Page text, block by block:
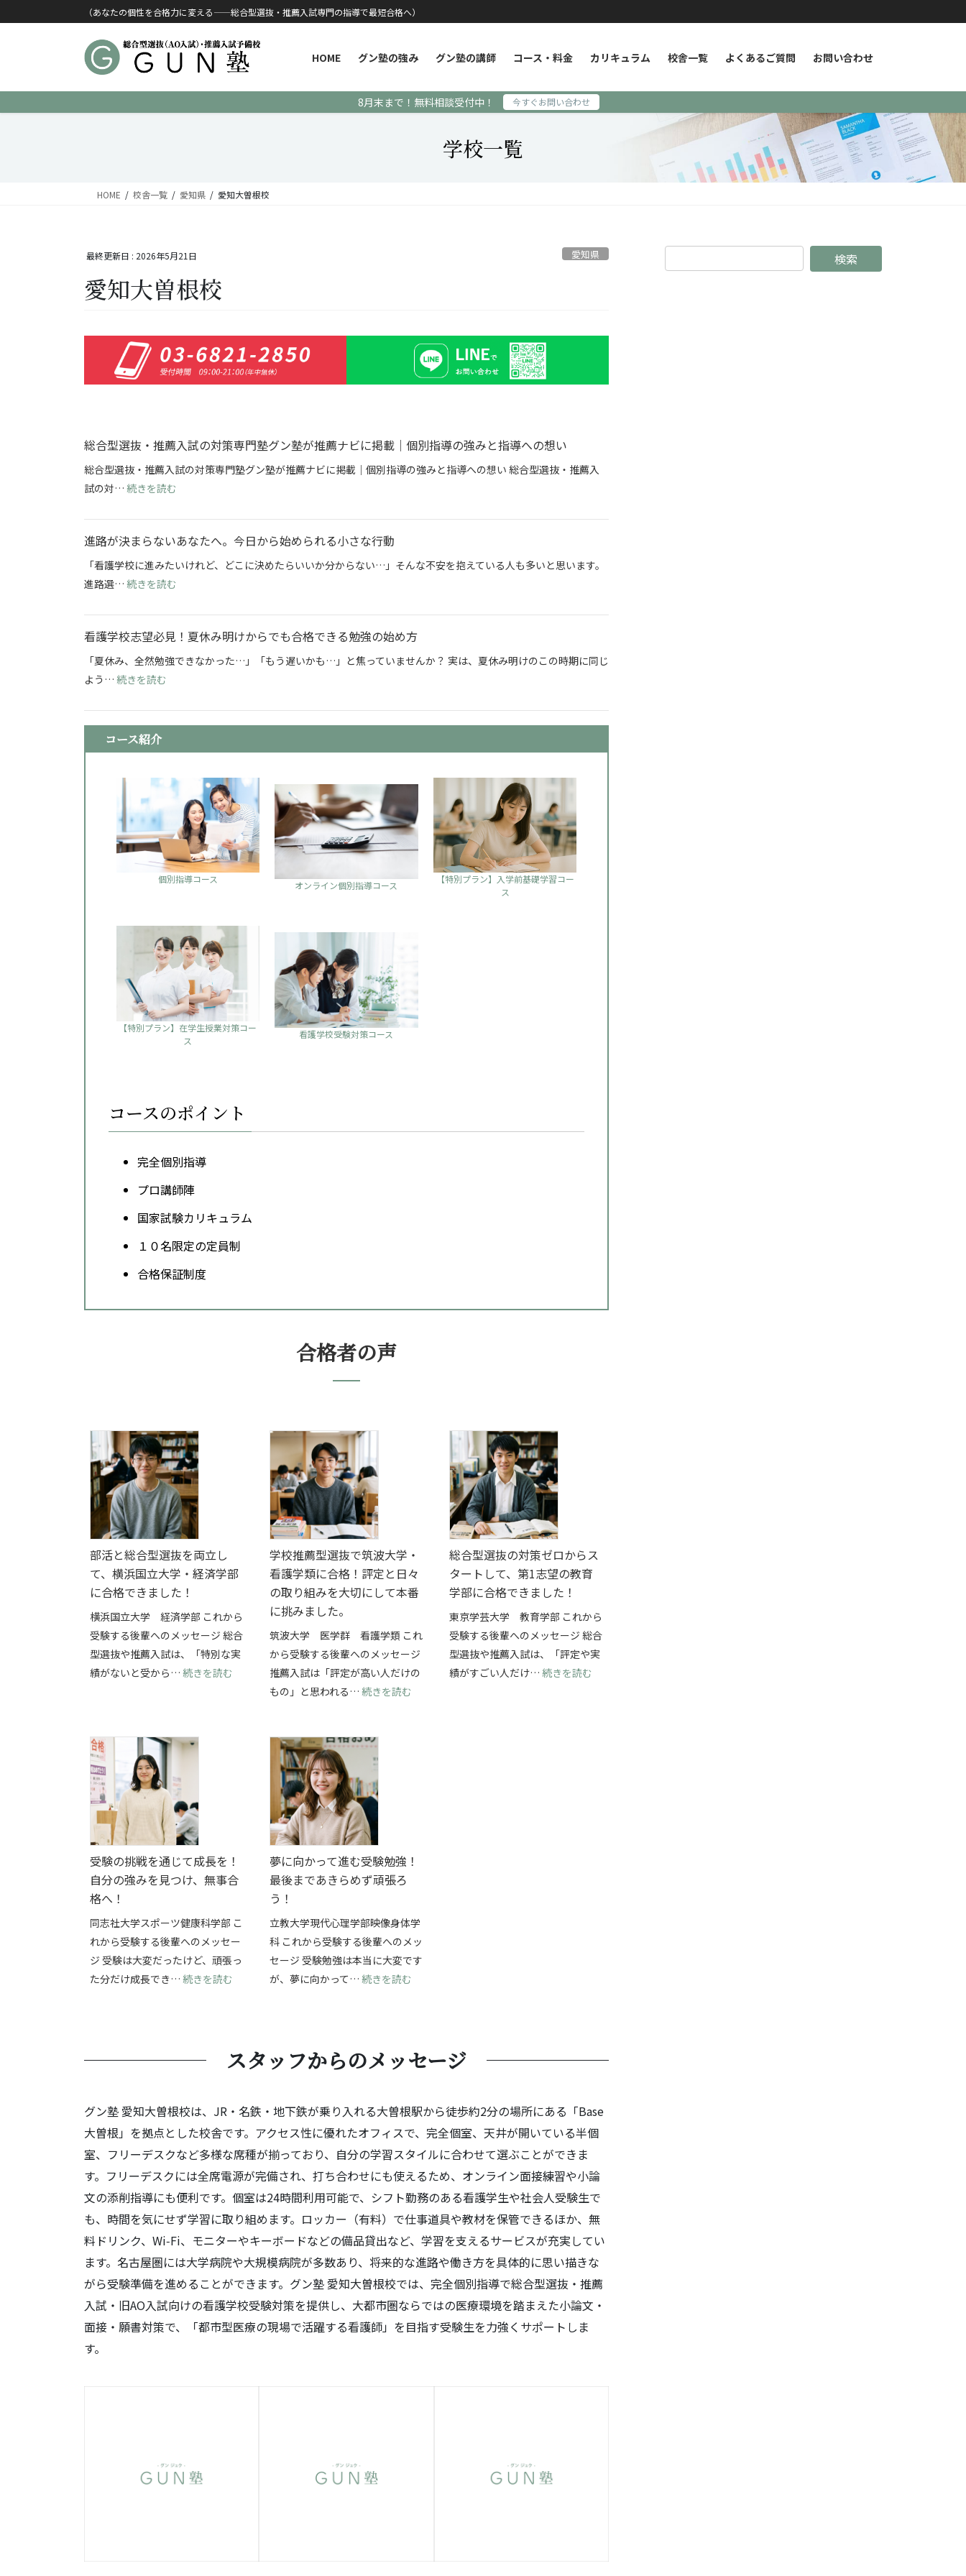
コンテンツに移動
ナビゲーションに移動（あなたの個性を合格力に変える——総合型選抜・推薦入試専門の指導で最短合格へ）
HOME グン塾の強み グン塾の講師 コース・料金 カリキュラム 校舎一覧 よくあるご質問 お問い合わせ
8月末まで！無料相談受付中！ 今すぐお問い合わせ
学校一覧
HOME 校舎一覧 愛知県 愛知大曽根校
最終更新日 : 2026年5月21日 愛知県
愛知大曽根校
総合型選抜・推薦入試の対策専門塾グン塾が推薦ナビに掲載｜個別指導の強みと指導への想い
総合型選抜・推薦入試の対策専門塾グン塾が推薦ナビに掲載｜個別指導の強みと指導への想い 総合型選抜・推薦入
試の対… 続きを読む
進路が決まらないあなたへ。今日から始められる小さな行動
「看護学校に進みたいけれど、どこに決めたらいいか分からない…」そんな不安を抱えている人も多いと思います。
進路選… 続きを読む
看護学校志望必見！夏休み明けからでも合格できる勉強の始め方
「夏休み、全然勉強できなかった…」「もう遅いかも…」と焦っていませんか？ 実は、夏休み明けのこの時期に同じ
よう… 続きを読む
コース紹介
個別指導コース
オンライン個別指導コース
【特別プラン】入学前基礎学習コー
ス
【特別プラン】在学生授業対策コー
ス
看護学校受験対策コース
コースのポイント
完全個別指導
プロ講師陣
国家試験カリキュラム
１０名限定の定員制
合格保証制度
合格者の声
部活と総合型選抜を両立し
て、横浜国立大学・経済学部
に合格できました！
横浜国立大学 経済学部 これから
受験する後輩へのメッセージ 総合
型選抜や推薦入試は、「特別な実
績がないと受から… 続きを読む : 部活と総合型選抜を両立して、横浜国立大学・経済学部に合格できました！
学校推薦型選抜で筑波大学・
看護学類に合格！評定と日々
の取り組みを大切にして本番
に挑みました。
筑波大学 医学群 看護学類 これ
から受験する後輩へのメッセージ
推薦入試は「評定が高い人だけの
もの」と思われる… 続きを読む
総合型選抜の対策ゼロからス
タートして、第1志望の教育
学部に合格できました！
東京学芸大学 教育学部 これから
受験する後輩へのメッセージ 総合
型選抜や推薦入試は、「評定や実
績がすごい人だけ… 続きを読む
受験の挑戦を通じて成長を！
自分の強みを見つけ、無事合
格へ！
同志社大学スポーツ健康科学部 こ
れから受験する後輩へのメッセー
ジ 受験は大変だったけど、頑張っ
た分だけ成長でき… 続きを読む : 受験の挑戦を通じて成長を！自分の強みを見つけ、無事合格へ！
夢に向かって進む受験勉強！
最後まであきらめず頑張ろ
う！
立教大学現代心理学部映像身体学
科 これから受験する後輩へのメッ
セージ 受験勉強は本当に大変です
が、夢に向かって… 続きを読む
スタッフからのメッセージ
グン塾 愛知大曽根校は、JR・名鉄・地下鉄が乗り入れる大曽根駅から徒歩約2分の場所にある「Base
大曽根」を拠点とした校舎です。アクセス性に優れたオフィスで、完全個室、天井が開いている半個
室、フリーデスクなど多様な席種が揃っており、自分の学習スタイルに合わせて選ぶことができま
す。フリーデスクには全席電源が完備され、打ち合わせにも使えるため、オンライン面接練習や小論
文の添削指導にも便利です。個室は24時間利用可能で、シフト勤務のある看護学生や社会人受験生で
も、時間を気にせず学習に取り組めます。ロッカー（有料）で仕事道具や教材を保管できるほか、無
料ドリンク、Wi‑Fi、モニターやキーボードなどの備品貸出など、学習を支えるサービスが充実してい
ます。名古屋圏には大学病院や大規模病院が多数あり、将来的な進路や働き方を具体的に思い描きな
がら受験準備を進めることができます。グン塾 愛知大曽根校では、完全個別指導で総合型選抜・推薦
入試・旧AO入試向けの看護学校受験対策を提供し、大都市圏ならではの医療環境を踏まえた小論文・
面接・願書対策で、「都市型医療の現場で活躍する看護師」を目指す受験生を力強くサポートしま
す。